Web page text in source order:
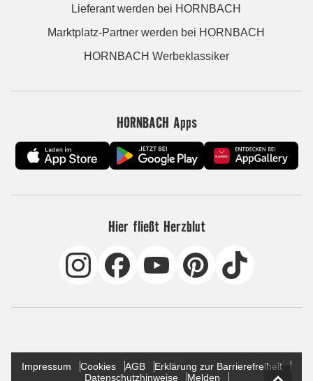
Lieferant werden bei HORNBACH
Marktplatz-Partner werden bei HORNBACH
HORNBACH Werbeklassiker
HORNBACH Apps
Hier fließt Herzblut
Impressum Cookies AGB
Erklärung zur Barrierefreiheit
Datenschutzhinweise
Melden